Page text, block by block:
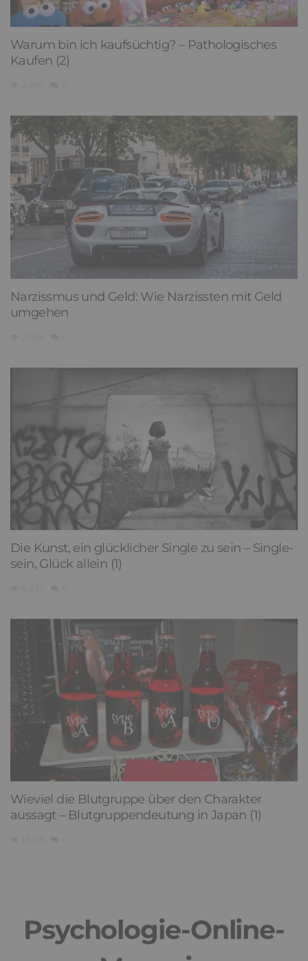
Warum bin ich kaufsüchtig? – Pathologisches
Kaufen (2)
Narzissmus und Geld: Wie Narzissten mit Geld
umgehen
Die Kunst, ein glücklicher Single zu sein – Single-
sein, Glück allein (1)
Wieviel die Blutgruppe über den Charakter
aussagt – Blutgruppendeutung in Japan (1)
Psychologie-Online-